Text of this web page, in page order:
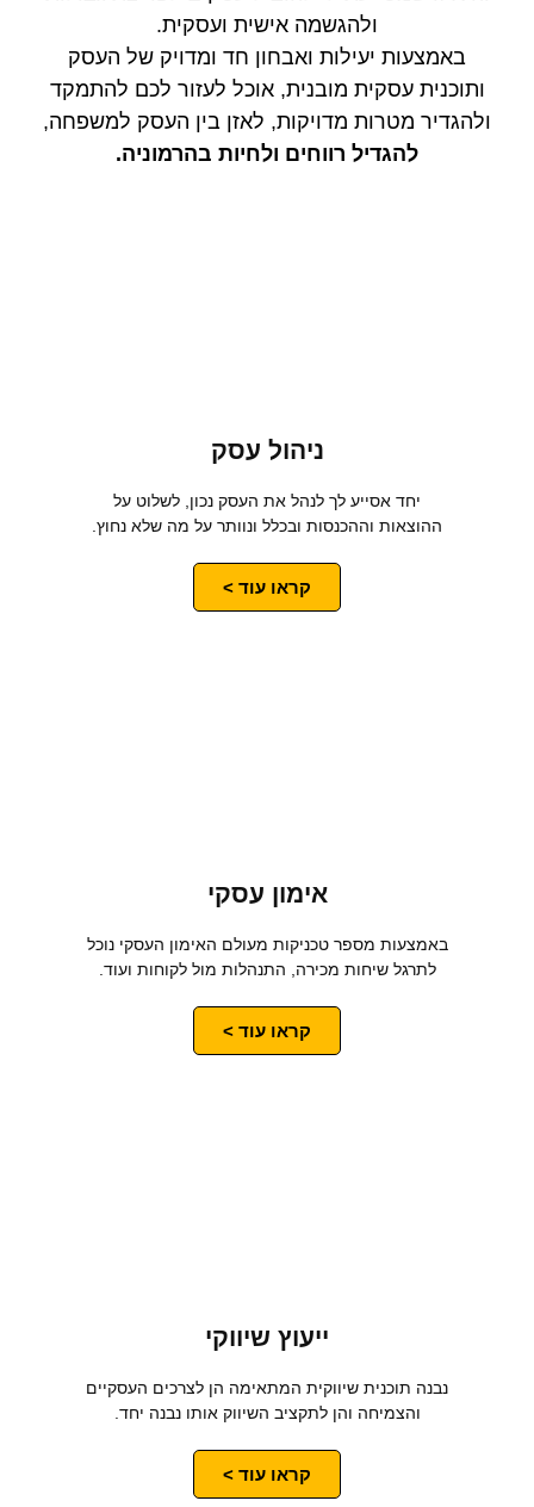
ולהגשמה אישית ועסקית.
באמצעות יעילות ואבחון חד ומדויק של העסק
ותוכנית עסקית מובנית, אוכל לעזור לכם להתמקד
ולהגדיר מטרות מדויקות, לאזן בין העסק למשפחה,
להגדיל רווחים ולחיות בהרמוניה.
ניהול עסק
יחד אסייע לך לנהל את העסק נכון, לשלוט על
ההוצאות וההכנסות ובכלל ונוותר על מה שלא נחוץ.
קראו עוד >
אימון עסקי
באמצעות מספר טכניקות מעולם האימון העסקי נוכל
לתרגל שיחות מכירה, התנהלות מול לקוחות ועוד.
קראו עוד >
ייעוץ שיווקי
נבנה תוכנית שיווקית המתאימה הן לצרכים העסקיים
והצמיחה והן לתקציב השיווק אותו נבנה יחד.
קראו עוד >